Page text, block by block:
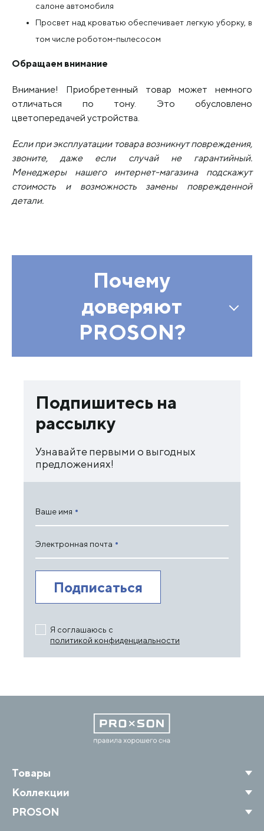
салоне автомобиля
Просвет над кроватью обеспечивает легкую уборку, в
том числе роботом-пылесосом
Обращаем внимание
Внимание! Приобретенный товар может немного
отличаться по тону. Это обусловлено
цветопередачей устройства.
Если при эксплуатации товара возникнут повреждения,
звоните, даже если случай не гарантийный.
Менеджеры нашего интернет-магазина подскажут
стоимость и возможность замены поврежденной
детали.
Почему
доверяют
PROSON?
Подпишитесь на
рассылку
Узнавайте первыми о выгодных
предложениях!
Ваше имя
Электронная почта
Я соглашаюсь с
политикой конфиденциальности
Товары
Коллекции
PROSON